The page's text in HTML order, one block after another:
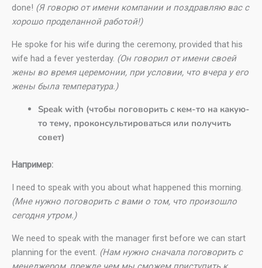
done! (Я говорю от имени компании и поздравляю вас с
хорошо проделанной работой!)
He spoke for his wife during the ceremony, provided that his
wife had a fever yesterday. (Он говорил от имени своей
жены во время церемонии, при условии, что вчера у его
жены была температура.)
Speak with (чтобы поговорить с кем-то на какую-
то тему, проконсультироваться или получить
совет)
Например:
I need to speak with you about what happened this morning.
(Мне нужно поговорить с вами о том, что произошло
сегодня утром.)
We need to speak with the manager first before we can start
planning for the event. (Нам нужно сначала поговорить с